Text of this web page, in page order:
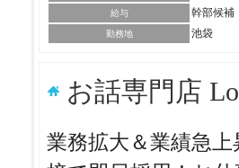
給与 幹部候補
勤務地 池袋
お話専門店
業務拡大＆業績急